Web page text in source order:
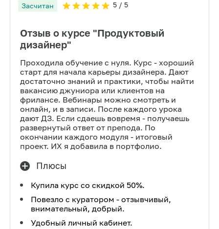
Засчитан 5/ 5
Отзыв о курсе "Продуктовый
дизайнер"
Проходила обучение с нуля. Курс - хороший
старт для начала карьеры дизайнера. Дают
достаточно знаний и практики, чтобы найти
вакансию джуниора или клиентов на
фрилансе. Вебинары можно смотреть и
онлайн, и в записи. После каждого урока
дают ДЗ. Если сдаешь вовремя - получаешь
развернутый ответ от препода. По
окончании каждого модуля - итоговый
проект. ИХ я добавила в портфолио.
Плюсы
Купила курс со скидкой 50%.
Повезло с куратором - отзывчивый,
внимательный, добрый.
Удобный личный кабинет.